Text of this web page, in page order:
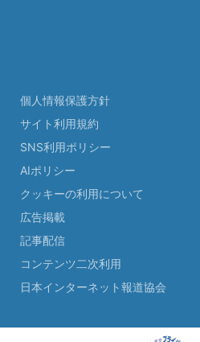
個人情報保護方針
サイト利用規約
SNS利用ポリシー
AIポリシー
クッキーの利用について
広告掲載
記事配信
コンテンツ二次利用
日本インターネット報道協会